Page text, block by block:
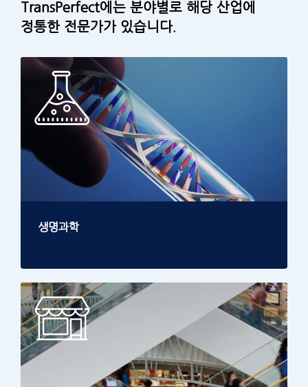
TransPerfect에는 분야별로 해당 산업에
정통한 전문가가 있습니다.
생명과학